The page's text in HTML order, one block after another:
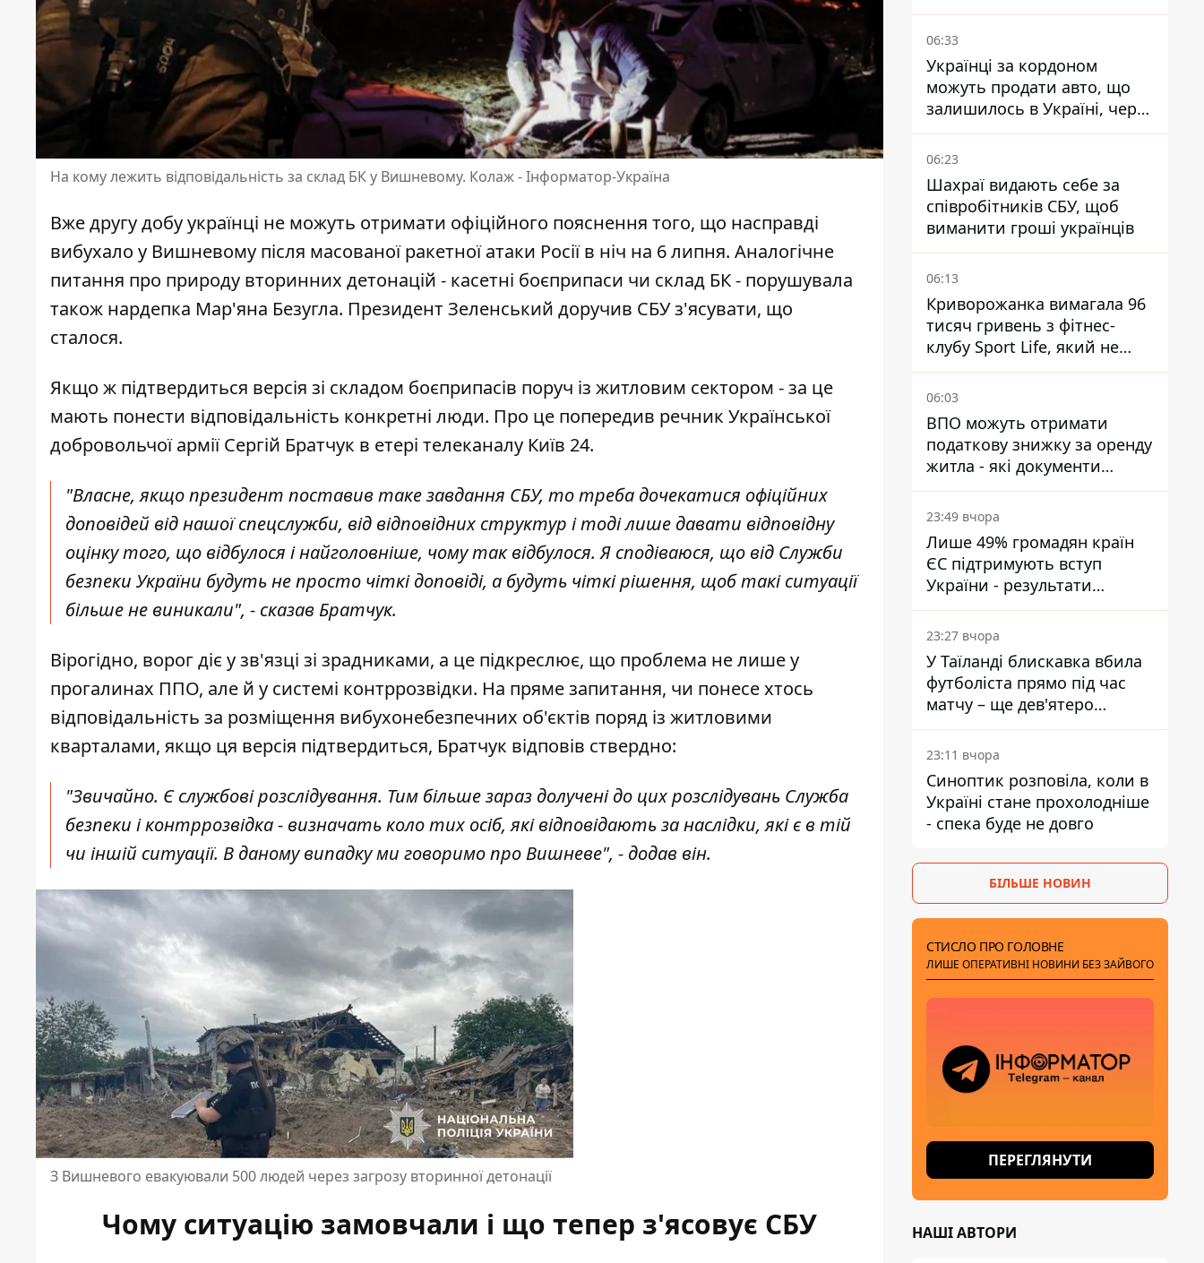
На кому лежить відповідальність за склад БК у Вишневому. Колаж - Інформатор-Україна
Вже другу добу українці не можуть отримати офіційного пояснення того, що насправді
вибухало у Вишневому після масованої ракетної атаки Росії в ніч на 6 липня. Аналогічне
питання про природу вторинних детонацій - касетні боєприпаси чи склад БК - порушувала
також нардепка Мар'яна Безугла. Президент Зеленський доручив СБУ з'ясувати, що
сталося.
Якщо ж підтвердиться версія зі складом боєприпасів поруч із житловим сектором - за це
мають понести відповідальність конкретні люди. Про це попередив речник Української
добровольчої армії Сергій Братчук в етері телеканалу Київ 24.
"Власне, якщо президент поставив таке завдання СБУ, то треба дочекатися офіційних
доповідей від нашої спецслужби, від відповідних структур і тоді лише давати відповідну
оцінку того, що відбулося і найголовніше, чому так відбулося. Я сподіваюся, що від Служби
безпеки України будуть не просто чіткі доповіді, а будуть чіткі рішення, щоб такі ситуації
більше не виникали", - сказав Братчук.
Вірогідно, ворог діє у зв'язці зі зрадниками, а це підкреслює, що проблема не лише у
прогалинах ППО, але й у системі контррозвідки. На пряме запитання, чи понесе хтось
відповідальність за розміщення вибухонебезпечних об'єктів поряд із житловими
кварталами, якщо ця версія підтвердиться, Братчук відповів ствердно:
"Звичайно. Є службові розслідування. Тим більше зараз долучені до цих розслідувань Служба
безпеки і контррозвідка - визначать коло тих осіб, які відповідають за наслідки, які є в тій
чи іншій ситуації. В даному випадку ми говоримо про Вишневе", - додав він.
З Вишневого евакуювали 500 людей через загрозу вторинної детонації
Чому ситуацію замовчали і що тепер з'ясовує СБУ
шахраями
06:33
Українці за кордоном
можуть продати авто, що
залишилось в Україні, через
Дію - МВС
06:23
Шахраї видають себе за
співробітників СБУ, щоб
виманити гроші українців
06:13
Криворожанка вимагала 96
тисяч гривень з фітнес-
клубу Sport Life, який не
пускав її до басейну без
медичної довідки - рішення
06:03
ВПО можуть отримати
податкову знижку за оренду
житла - які документи
подати
23:49 вчора
Лише 49% громадян країн
ЄС підтримують вступ
України - результати
опитування
23:27 вчора
У Таїланді блискавка вбила
футболіста прямо під час
матчу – ще дев'ятеро
постраждали
23:11 вчора
Синоптик розповіла, коли в
Україні стане прохолодніше
- спека буде не довго
БІЛЬШЕ НОВИН
СТИСЛО ПРО ГОЛОВНЕ
ЛИШЕ ОПЕРАТИВНІ НОВИНИ БЕЗ ЗАЙВОГО
ПЕРЕГЛЯНУТИ
НАШІ АВТОРИ